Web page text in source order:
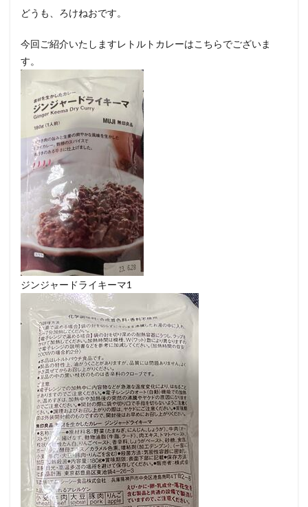
どうも、ろけねおです。
今回ご紹介いたしますレトルトカレーはこちらでございま
す。
ジンジャードライキーマ1